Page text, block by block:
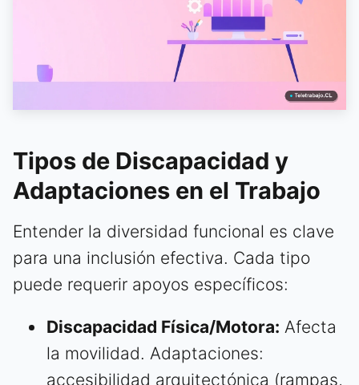
Tipos de Discapacidad y
Adaptaciones en el Trabajo
Entender la diversidad funcional es clave
para una inclusión efectiva. Cada tipo
puede requerir apoyos específicos:
Discapacidad Física/Motora: Afecta
la movilidad. Adaptaciones:
accesibilidad arquitectónica (rampas,